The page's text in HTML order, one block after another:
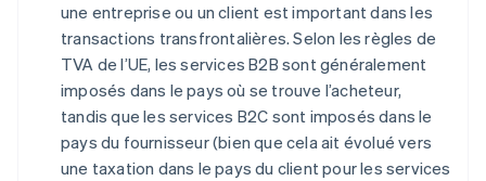
une entreprise ou un client est important dans les
transactions transfrontalières. Selon les règles de
TVA de l’UE, les services B2B sont généralement
imposés dans le pays où se trouve l’acheteur,
tandis que les services B2C sont imposés dans le
pays du fournisseur (bien que cela ait évolué vers
une taxation dans le pays du client pour les services